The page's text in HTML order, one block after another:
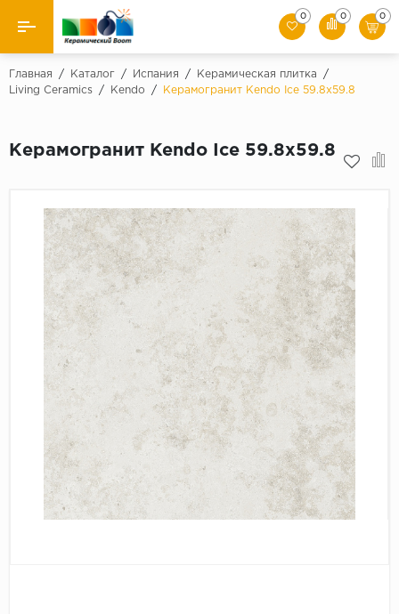
Назад
Керамическая плитка
Мозаики
Искусственный камень
Клинкер
0 0 0
Главная / Каталог / Испания / Керамическая плитка
/
Living Ceramics
/ Kendo / Керамогранит Kendo Ice 59.8x59.8
Керамогранит Kendo Ice 59.8x59.8